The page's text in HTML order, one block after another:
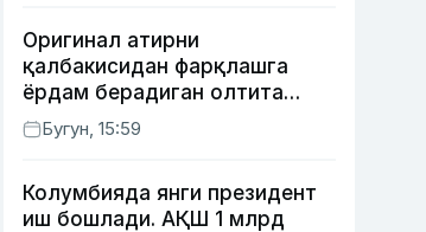
Оригинал атирни
қалбакисидан фарқлашга
ёрдам берадиган олтита
лайфҳак
Бугун, 15:59
Колумбияда янги президент
иш бошлади. АҚШ 1 млрд